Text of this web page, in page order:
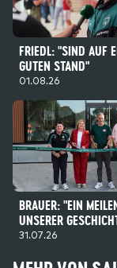
FRIEDL: "SIND AUF
GUTEN STAND"
01.08.26
BRAUER: "EIN
UNSERER
31.07.26